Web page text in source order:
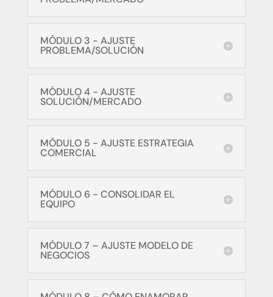
MÓDULO 3 - AJUSTE
PROBLEMA/SOLUCIÓN
MÓDULO 4 - AJUSTE
SOLUCIÓN/MERCADO
MÓDULO 5 - AJUSTE ESTRATEGIA
COMERCIAL
MÓDULO 6 - CONSOLIDAR EL
EQUIPO
MÓDULO 7 – AJUSTE MODELO DE
NEGOCIOS